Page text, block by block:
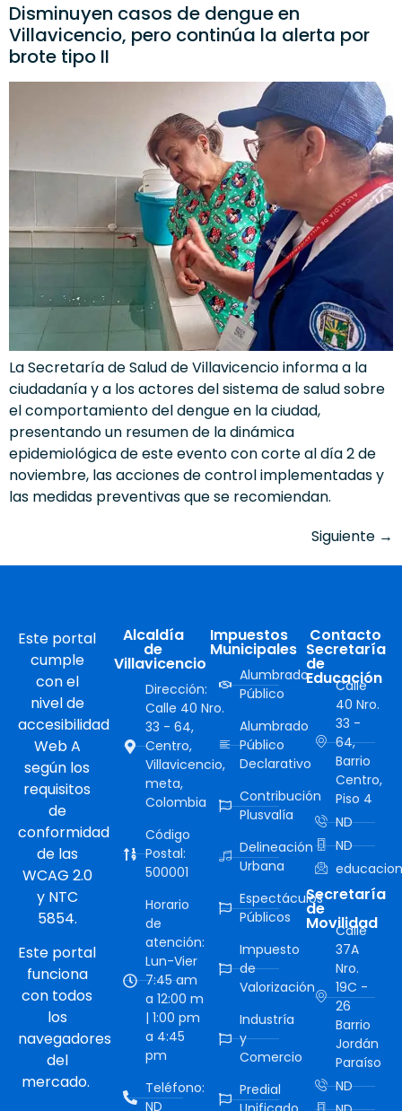
Disminuyen casos de dengue en
Villavicencio, pero continúa la alerta por
brote tipo II
La Secretaría de Salud de Villavicencio informa a la
ciudadanía y a los actores del sistema de salud sobre
el comportamiento del dengue en la ciudad,
presentando un resumen de la dinámica
epidemiológica de este evento con corte al día 2 de
noviembre, las acciones de control implementadas y
las medidas preventivas que se recomiendan.
Siguiente →
Este portal
cumple
con el
nivel de
accesibilidad
Web A
según los
requisitos
de
conformidad
de las
WCAG 2.0
y NTC
5854.
Este portal
funciona
con todos
los
navegadores
del
mercado.
Alcaldía
de
Villavicencio
Dirección:
Calle 40 Nro.
33 - 64,
Centro,
Villavicencio,
meta,
Colombia
Código
Postal:
500001
Horario
de
atención:
Lun-Vier
7:45 am
a 12:00 m
| 1:00 pm
a 4:45
pm
Teléfono:
ND
Impuestos
Municipales
Alumbrado
Público
Alumbrado
Público
Declarativo
Contribución
Plusvalía
Delineación
Urbana
Espectáculos
Públicos
Impuesto
de
Valorización
Industría
y
Comercio
Predial
Contacto
Secretaría
de
Educación
Calle
40 Nro.
33 -
64,
Barrio
Centro,
Piso 4
ND
ND
Secretaría
de
Movilidad
Calle
37A
Nro.
19C -
26
Barrio
Jordán
Paraíso
ND